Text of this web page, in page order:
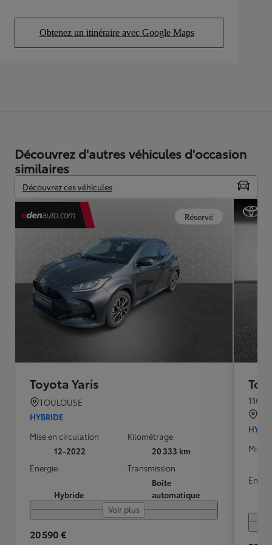
Obtenez un itinéraire avec Google Maps
(Opens in new tab)
Découvrez d'autres véhicules d'occasion
similaires
Découvrez ces véhicules
Réservé
Toyota Yaris
TOULOUSE
HYBRIDE
Mise en circulation
12-2022
Kilométrage
20 333 km
Energie
Hybride
Transmission
Boîte
automatique
Voir plus
20 590 €
116h
Mise